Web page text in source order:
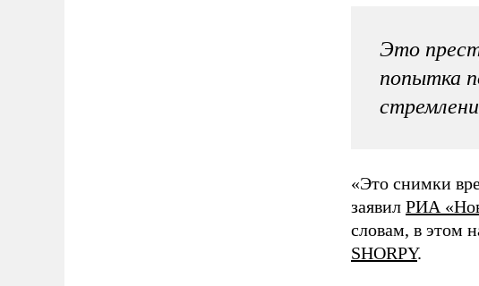
Это
попытка
«Это снимки
заявил РИА
словам, в этом
SHORPY.